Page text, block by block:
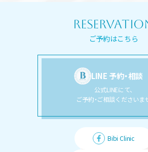
ご予約はこちら
LINE 予約・相談
公式LINEにて、
ご予約・ご相談くださいま
Bibi Clinic